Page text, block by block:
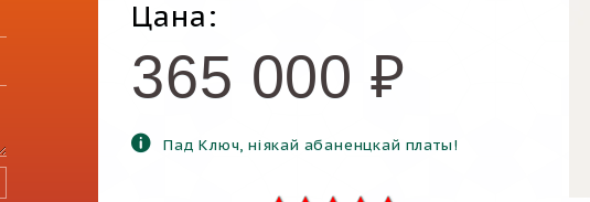
Цана:
365 000 ₽
Пад Ключ, ніякай абаненцкай платы!